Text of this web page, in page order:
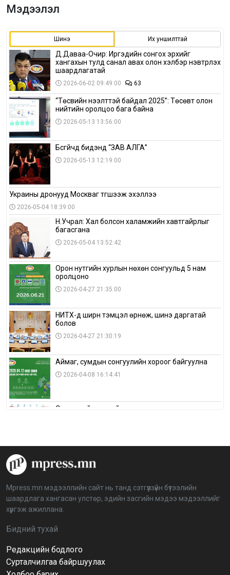
Мэдээлэл
Шинэ Их уншилттай
Д.Даваа-Очир: Иргэдийн сонгох эрхийг
хангахын тулд санал авах олон хэлбэр нэвтрүүлэх
шаардлагатай
2026-06-02 09:49:00 63
“Төсвийн нээлттэй байдал 2025”: Төсөвт олон
нийтийн оролцоо бага байна
2026-05-13 13:56:00
Бүсгүйчүүд бидэнд “ЗАВ АЛГА”
2026-05-13 12:19:00
Украины дронууд Москваг түгшээж эхэллээ
2026-05-04 18:39:00
Н.Учрал: Хал болсон халамжийн хавтгайрлыг
багасгана
2026-05-04 13:52:42
Орон нутгийн хурлын нөхөн сонгуульд 5 нам
оролцоно
2026-04-27 21:35:00
НИТХ-д ширүүн тэмцэл өрнөж, шинэ даргатай
болов
2026-04-27 21:30:19
Аймаг, сумдын сонгуулийн хороог байгуулна
2026-04-08 16:14:41
Сонгуулийн хуулийн зөрчил, шалгах,
аймагт үргэлжилж байна
BTS-ийн тоглолтыг Netflix дэлхий даяар шууд
дамжуулна
Иргэдийн төлөөлөгчдийн хурлын 2026 оны
нөхөн сонгууль 6 дугаар сарын 21-нд болно
Mpress.mn мэдээллийн сайт нь танд сэтгүүлзүйн бүтээлийн
шаардлага хангасан улстөр, эдийн засгийн мэдээ мэдээллийг
хүргэж ажиллана.
Бидний тухай
Редакцийн бодлого
Сурталчилгаа байршуулах